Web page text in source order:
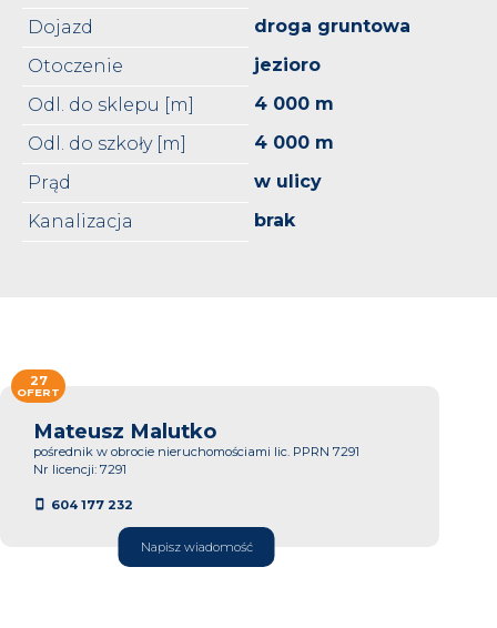
Dojazd
droga gruntowa
Otoczenie
jezioro
Odl. do sklepu [m]
4 000 m
Odl. do szkoły [m]
4 000 m
Prąd
w ulicy
Kanalizacja
brak
Mateusz Malutko
pośrednik w obrocie nieruchomościami lic. PPRN 7291
Nr licencji: 7291
604 177 232
Napisz wiadomość
27
OFERT